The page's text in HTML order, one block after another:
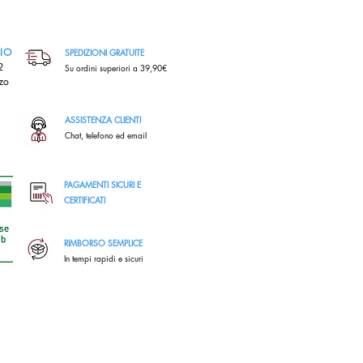
SPEDIZIONI GRATUITE
Su ordini superiori a 39,90€
ASSISTENZA CLIENTI
Chat, telefono ed email
PAGAMENTI SICURI E
CERTIFICATI
RIMBORSO SEMPLICE
In tempi rapidi e sicuri